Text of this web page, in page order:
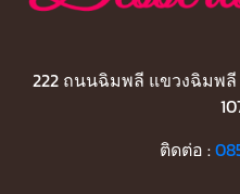
222 ถนนฉิมพลี แขวงฉิมพ
ติดต่อ :